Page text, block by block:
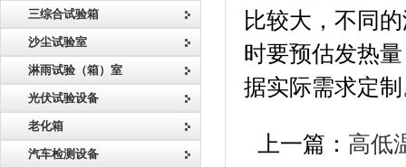
三综合试验箱
沙尘试验室
淋雨试验（箱）室
光伏试验设备
老化箱
汽车检测设备
比较大，不同
时要预估发热
据实际需求定
上一篇： 高低